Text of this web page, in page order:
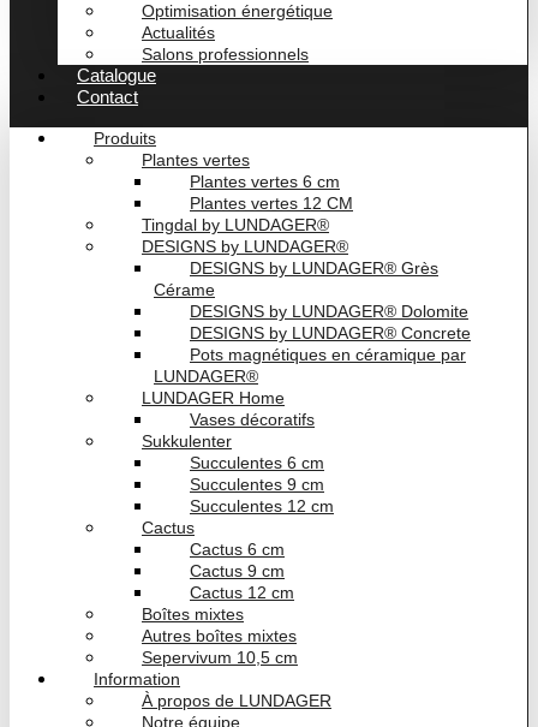
Optimisation énergétique
Actualités
Salons professionnels
Catalogue
Contact
Produits
Plantes vertes
Plantes vertes 6 cm
Plantes vertes 12 CM
Tingdal by LUNDAGER®
DESIGNS by LUNDAGER®
DESIGNS by LUNDAGER® Grès
Cérame
DESIGNS by LUNDAGER® Dolomite
DESIGNS by LUNDAGER® Concrete
Pots magnétiques en céramique par
LUNDAGER®
LUNDAGER Home
Vases décoratifs
Sukkulenter
Succulentes 6 cm
Succulentes 9 cm
Succulentes 12 cm
Cactus
Cactus 6 cm
Cactus 9 cm
Cactus 12 cm
Boîtes mixtes
Autres boîtes mixtes
Sepervivum 10,5 cm
Information
À propos de LUNDAGER
Notre équipe